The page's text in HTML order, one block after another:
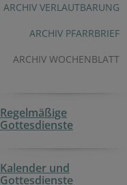
ARCHIV VERLAUTBARUNG
ARCHIV PFARRBRIEF
ARCHIV WOCHENBLATT
Regelmäßige
Gottesdienste
Kalender und
Gottesdienste